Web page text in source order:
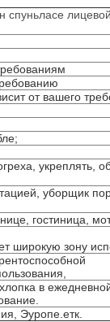
спуньласе
от вашего
укреплять,
уборщик
гостиница,
широкую зону
в
Эуропе.етк.